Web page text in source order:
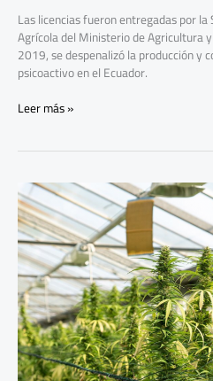
Las licencias fueron entregadas por
Agrícola del Ministerio de Agricultura
2019, se despenalizó la producción y
psicoactivo en el Ecuador.
Leer más »
Cannabis,
cultivo
en
expansión
en
Ecuador